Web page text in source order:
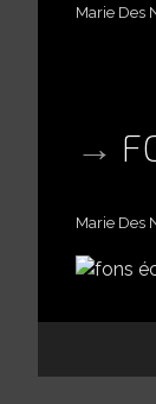
Marie Des
Marie Des